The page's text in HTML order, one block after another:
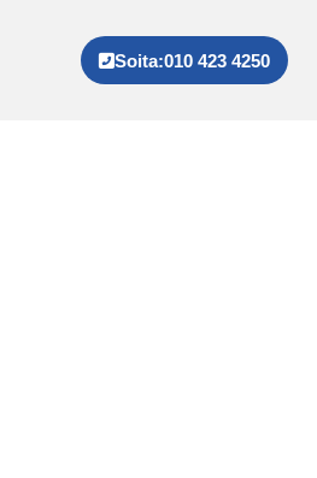
Soita:010 423 4250